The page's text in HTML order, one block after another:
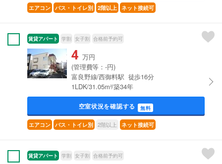
エアコン バス・トイレ別 2階以上 ネット接続可
賃貸アパート 学割 女子割 合格前予約可
4 万円
(管理費等：-円)
富良野線/西御料駅 徒歩16分
1LDK/31.05m²/築34年
空室状況を確認する 無料
エアコン バス・トイレ別 2階以上 ネット接続可
賃貸アパート 学割 女子割 合格前予約可